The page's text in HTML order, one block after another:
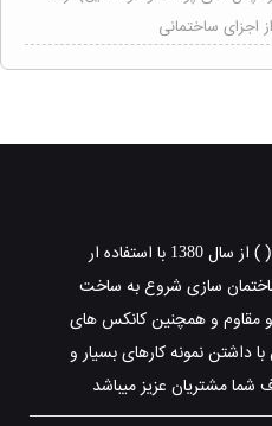
اجزای ساختمانی
شرکت سپهر کانتین با شماره ثبت ( ) از سال 1380 با استفاده ار
سازی شروع به ساخت
و مقاوم و همچنین کانکس های
داشتن نمونه کارهای بسیار و
مشتریان عزیز میباشد